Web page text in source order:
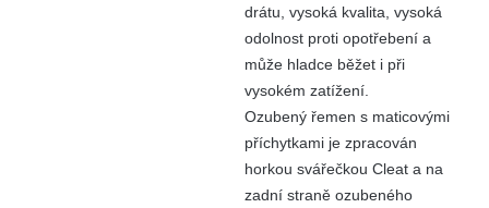
drátu, vysoká kvalita, vysoká
odolnost proti opotřebení a
může hladce běžet i při
vysokém zatížení.
Ozubený řemen s maticovými
příchytkami je zpracován
horkou svářečkou Cleat a na
zadní straně ozubeného